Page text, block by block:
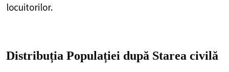
locuitorilor.
Distribuția Populației după Starea civilă